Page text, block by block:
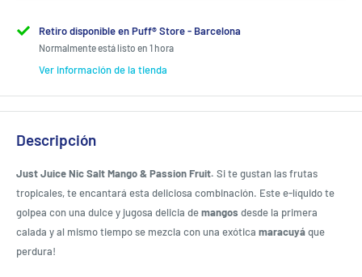
Retiro disponible en Puff® Store - Barcelona
Normalmente está listo en 1 hora
Ver información de la tienda
Descripción
Just Juice Nic Salt Mango & Passion Fruit. Si te gustan las frutas
tropicales, te encantará esta deliciosa combinación. Este e-líquido te
golpea con una dulce y jugosa delicia demangos desde la primera
calada y al mismo tiempo se mezcla con una exótica maracuyáque
perdura!